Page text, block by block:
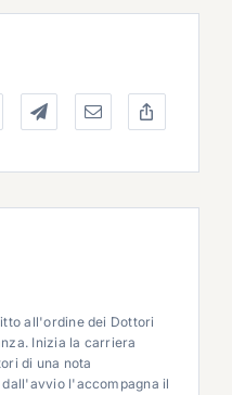
all'ordine dei Dottori
Inizia la carriera
di una nota
dall'avvio l'accompagna il